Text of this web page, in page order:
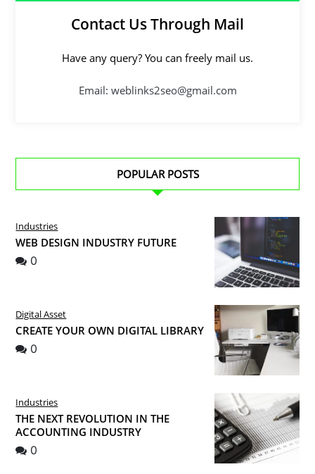
Contact Us Through Mail
Have any query? You can freely mail us.
Email: weblinks2seo@gmail.com
POPULAR POSTS
Industries
WEB DESIGN INDUSTRY FUTURE
0
Digital Asset
CREATE YOUR OWN DIGITAL LIBRARY
0
Industries
THE NEXT REVOLUTION IN THE
ACCOUNTING INDUSTRY
0